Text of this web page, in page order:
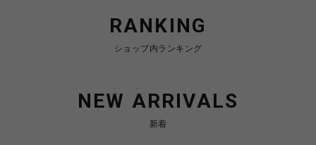
RANKING
ショップ内ランキング
NEW ARRIVALS
新着